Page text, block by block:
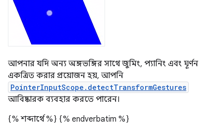
আপনার যদি অন্য অঙ্গভঙ্গির সাথে জুমিং, প্যানিং এবং ঘূর্ণন
একত্রিত করার প্রয়োজন হয়, আপনি
PointerInputScope.detectTransformGestures
আবিষ্কারক ব্যবহার করতে পারেন।
{% শব্দার্থে %} {% endverbatim %}